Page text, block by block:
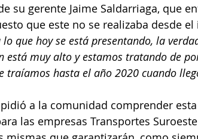
su gerente Jaime Saldarriaga, que
que este no se realizaba desde
lo que hoy se está presentando, la
está muy alto y estamos tratando de
traíamos hasta el año 2020 cuando
a la comunidad comprender
las empresas Transportes